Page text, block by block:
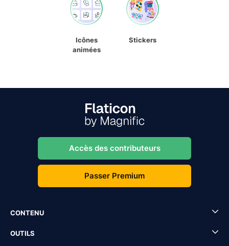
Icônes
animées
Stickers
Accès des contributeurs
Passer Premium
CONTENU
OUTILS